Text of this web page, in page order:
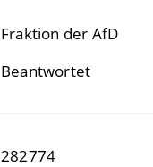
Fraktion der AfD
Beantwortet
282774